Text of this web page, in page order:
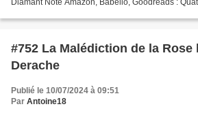
#752 La Malédiction de la Rose
Derache
Publié le 10/07/2024 à 09:51
Par Antoine18